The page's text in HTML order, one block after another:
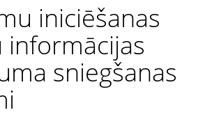
iniciēšanas
informācijas
sniegšanas